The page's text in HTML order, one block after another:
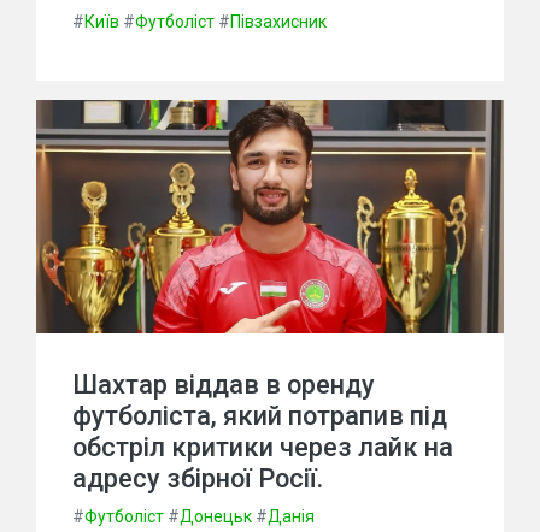
#Київ #Футболіст #Півзахисник
Шахтар віддав в оренду
футболіста, який потрапив під
обстріл критики через лайк на
адресу збірної Росії.
#Футболіст #Донецьк #Данія